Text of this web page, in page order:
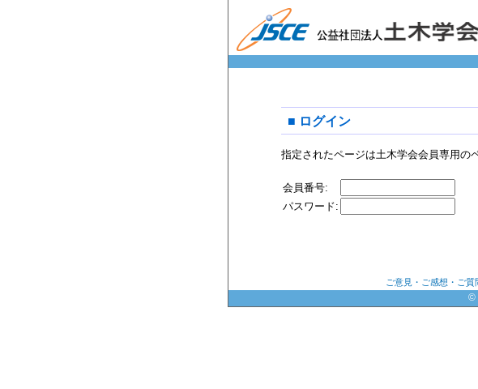
■ ログイン
指定されたページは土木学会会員専用の
会員番号:
パスワード:
ご意見・ご感想・ご質
©